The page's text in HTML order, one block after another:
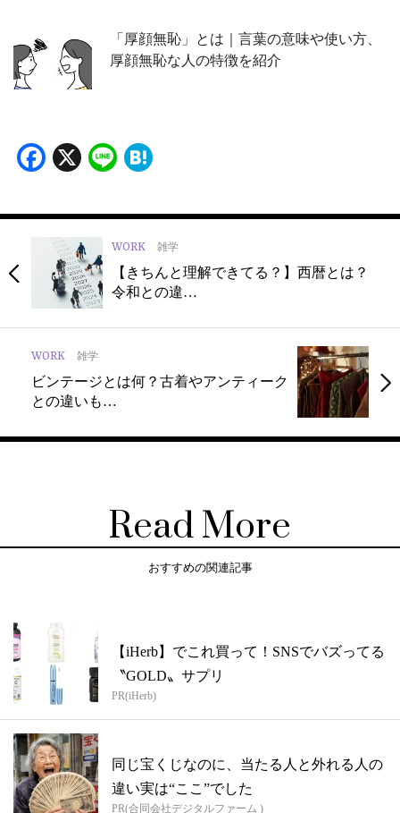
「厚顔無恥」とは｜言葉の意味や使い方、
厚顔無恥な人の特徴を紹介
Facebook
X Line
WORK 雑学
【きちんと理解できてる？】西暦とは？
令和との違…
WORK 雑学
ビンテージとは何？古着やアンティーク
との違いも…
Read More
おすすめの関連記事
【iHerb】でこれ買って！SNSでバズってる
〝GOLD〟サプリ
PR(iHerb)
同じ宝くじなのに、当たる人と外れる人の
違い実は“ここ”でした
PR(合同会社デジタルファーム )